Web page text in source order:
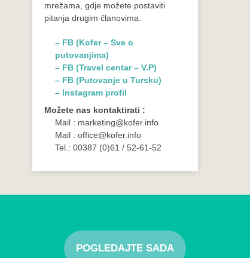
mrežama, gdje možete postaviti
pitanja drugim članovima.
– FB (Kofer – Sve o
putovanjima)
– FB (Travel centar – V.P)
– FB (Putovanje u Tursku)
– Instagram profil
Možete nas kontaktirati :
Mail : marketing@kofer.info
Mail : office@kofer.info
Tel.: 00387 (0)61 / 52-61-52
POGLEDAJTE SADA